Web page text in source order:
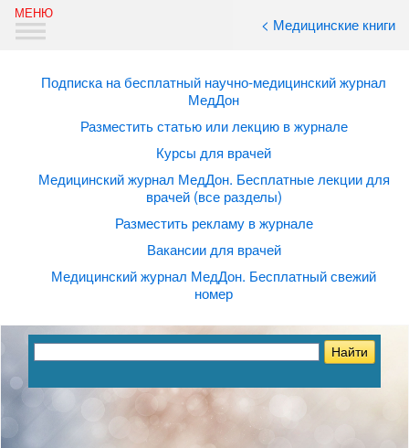
< Медицинские книги
Подписка на бесплатный научно-медицинский журнал
МедДон
Разместить статью или лекцию в журнале
Курсы для врачей
Медицинский журнал МедДон. Бесплатные лекции для
врачей (все разделы)
Разместить рекламу в журнале
Вакансии для врачей
Медицинский журнал МедДон. Бесплатный свежий
номер